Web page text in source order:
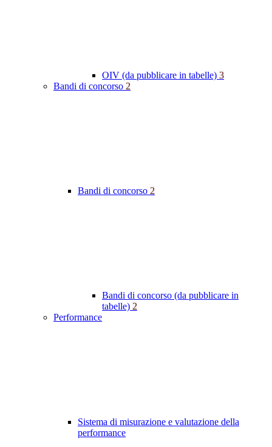
OIV (da pubblicare in tabelle) 3
Bandi di concorso 2
Bandi di concorso 2
Bandi di concorso (da pubblicare in
tabelle) 2
Performance
Sistema di misurazione e valutazione della
performance